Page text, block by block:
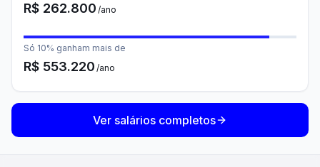
R$ 262.800 /ano
Só 10% ganham mais de
R$ 553.220 /ano
Ver salários completos